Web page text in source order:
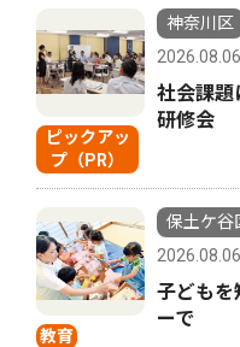
ピックアッ
プ（PR）
神奈川区
2026.08.06
社会課
研修会
教育
保土ケ谷
2026.08.06
子ども
ーで